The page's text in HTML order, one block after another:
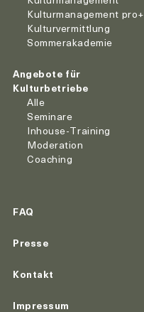
Kulturmanagement pro+
Kulturvermittlung
Sommerakademie
Angebote für
Kulturbetriebe
Alle
Seminare
Inhouse-Training
Moderation
Coaching
FAQ
Presse
Kontakt
Impressum